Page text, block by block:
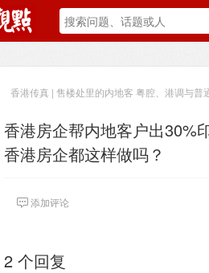
香港传真 | 售楼处里的内地客 粤腔、港调与普
香港房企帮内地客户出30%
香港房企都这样做吗？
添加评论
2 个回复